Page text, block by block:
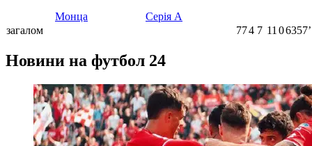
Монца Серія А
загалом 774 7 11 06357ʼ
Новини на футбол 24